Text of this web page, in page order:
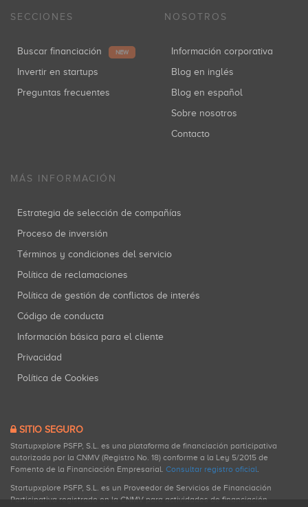
SECCIONES
Buscar financiación NEW
Invertir en startups
Preguntas frecuentes
NOSOTROS
Información corporativa
Blog en inglés
Blog en español
Sobre nosotros
Contacto
MÁS INFORMACIÓN
Estrategia de selección de compañías
Proceso de inversión
Términos y condiciones del servicio
Política de reclamaciones
Política de gestión de conflictos de interés
Código de conducta
Información básica para el cliente
Privacidad
Política de Cookies
SITIO SEGURO
Startupxplore PSFP, S.L. es una plataforma de financiación participativa
autorizada por la CNMV (Registro No. 18) conforme a la Ley 5/2015 de
Fomento de la Financiación Empresarial. Consultar registro oficial.
Startupxplore PSFP, S.L. es un Proveedor de Servicios de Financiación
Participativa registrado en la CNMV para actividades de financiación